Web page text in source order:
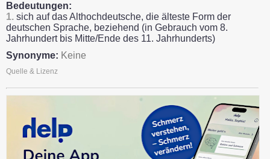
Bedeutungen:
1. sich auf das Althochdeutsche, die älteste Form der
deutschen Sprache, beziehend (in Gebrauch vom 8.
Jahrhundert bis Mitte/Ende des 11. Jahrhunderts)
Synonyme: Keine
Quelle & Lizenz